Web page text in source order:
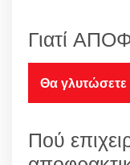
Γιατί
Θα γλυτώσετε
Πού